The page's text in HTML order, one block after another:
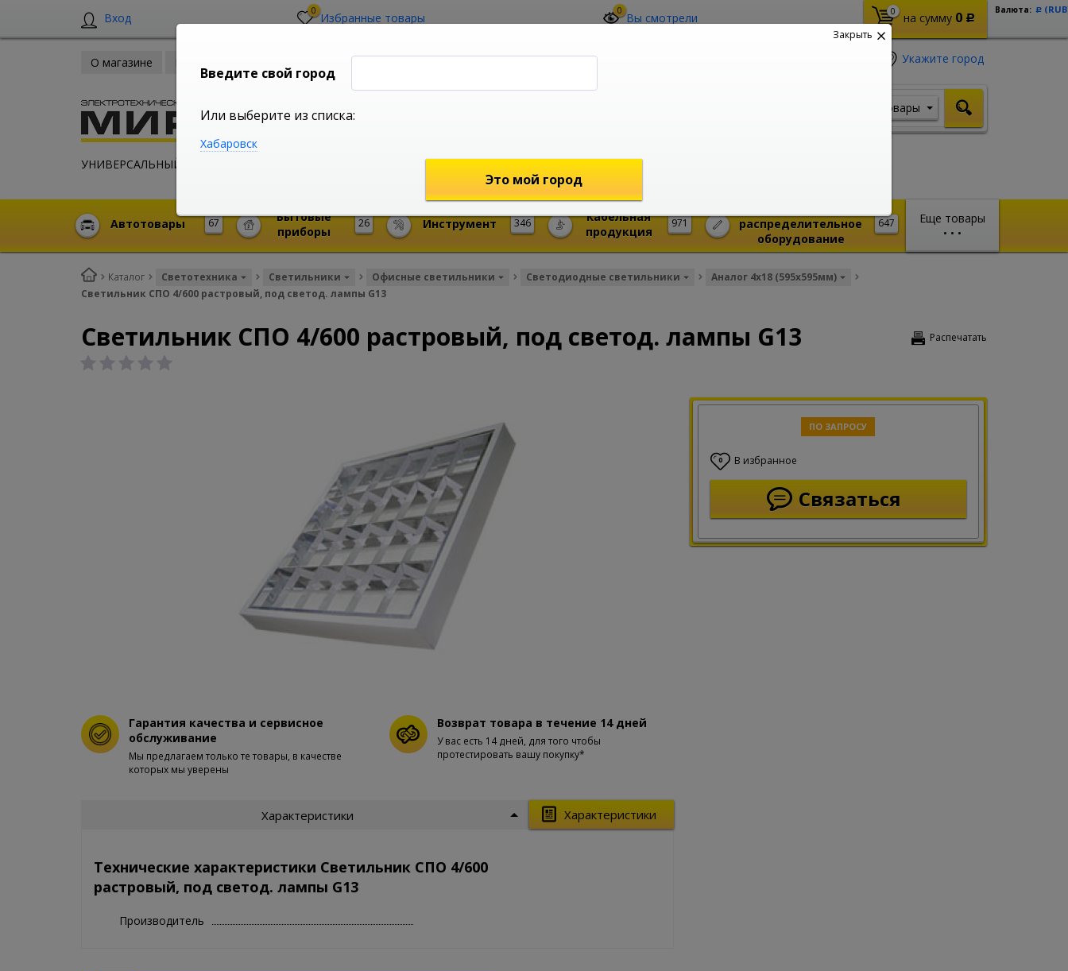
Вход 0 Избранные товары 0 Вы смотрели 0 на сумму 0 Р
Валюта: Р
О магазине
УНИВЕРСАЛЬНЫЙ ИНТЕРНЕТ МАГАЗИН
Укажите город
shop@mireks.ru
Товары
Еще товары
• • •
67
Автотовары 26
Бытовые
приборы
346
Инструмент 971
Кабельная
продукция
647
распределительное
оборудование
Каталог Светотехника Светильники Офисные светильники Светодиодные светильники
Аналог 4x18 (595x595мм)
Светильник СПО 4/600 растровый, под светод. лампы G13
Распечатать
Светильник СПО 4/600 растровый, под светод. лампы G13
ПО ЗАПРОСУ
0 В избранное
Связаться
Гарантия качества и сервисное
обслуживание
Мы предлагаем только те товары, в качестве
которых мы уверены
Возврат товара в течение 14 дней
У вас есть 14 дней, для того чтобы
протестировать вашу покупку*
Характеристики
Характеристики
Технические характеристики Светильник СПО 4/600
растровый, под светод. лампы G13
Производитель
Закрыть
Введите свой город
Или выберите из списка:
Хабаровск
Это мой город